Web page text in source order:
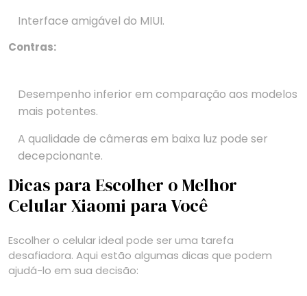
Interface amigável do MIUI.
Contras:
Desempenho inferior em comparação aos modelos
mais potentes.
A qualidade de câmeras em baixa luz pode ser
decepcionante.
Dicas para Escolher o Melhor
Celular Xiaomi para Você
Escolher o celular ideal pode ser uma tarefa
desafiadora. Aqui estão algumas dicas que podem
ajudá-lo em sua decisão: